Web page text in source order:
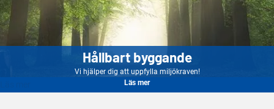
Hållbart byggande
Vi hjälper dig att uppfylla miljökraven!
Läs mer